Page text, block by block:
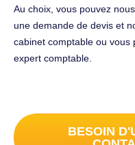
Au choix, vous pouvez
une demande de devis et
cabinet comptable ou
expert comptable.
BESOIN